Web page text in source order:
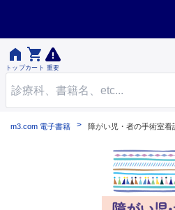

トップ

カート 重要
m3.com 電子書籍 障がい児・者の手術室看